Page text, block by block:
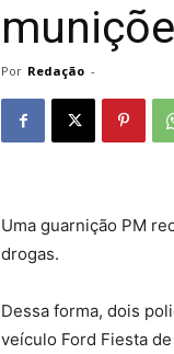
Por Redação -
Uma guarnição PM
drogas.
Dessa forma, dois
veículo Ford Fiesta